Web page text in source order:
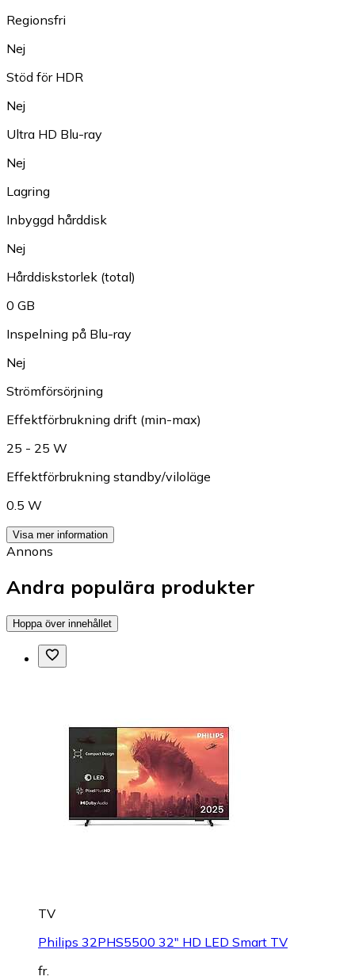
Regionsfri
Nej
Stöd för HDR
Nej
Ultra HD Blu-ray
Nej
Lagring
Inbyggd hårddisk
Nej
Hårddiskstorlek (total)
0 GB
Inspelning på Blu-ray
Nej
Strömförsörjning
Effektförbrukning drift (min-max)
25 - 25 W
Effektförbrukning standby/viloläge
0.5 W
Visa mer information
Annons
Andra populära produkter
Hoppa över innehållet
TV
Philips 32PHS5500 32" HD LED Smart TV
fr.